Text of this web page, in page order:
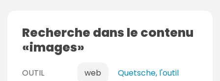
Recherche dans le contenu
images
OUTIL web
Quetsche, l'outil